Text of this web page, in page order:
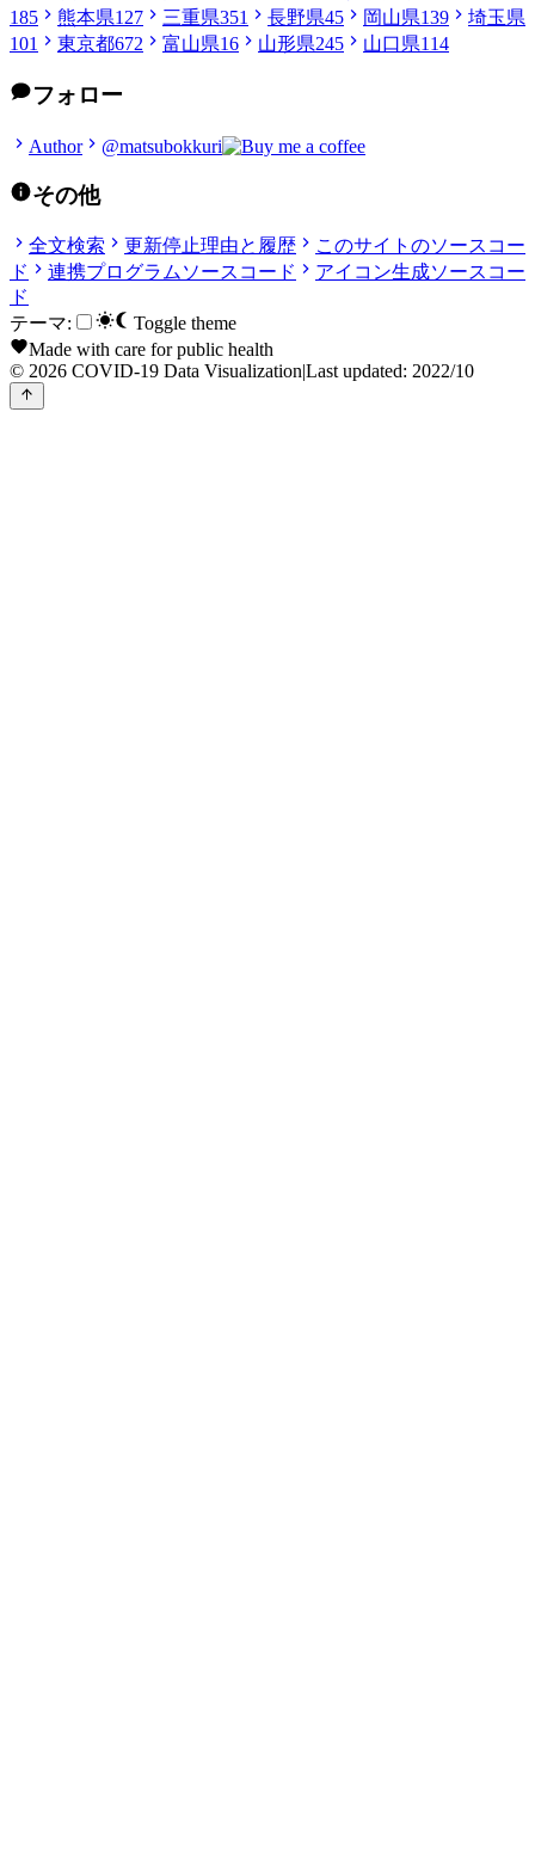
185
熊本県127 三重県351 長野県45 岡山県139
埼玉県
101
東京都672 富山県16 山形県245 山口県114
フォロー
Author @matsubokkuri
その他
全文検索 更新停止理由と履歴
このサイトのソースコー
ド
連携プログラムソースコード
アイコン生成ソースコー
ド
テーマ:
Toggle theme
Made with care for public health
© 2026 COVID-19 Data Visualization|Last updated: 2022/10